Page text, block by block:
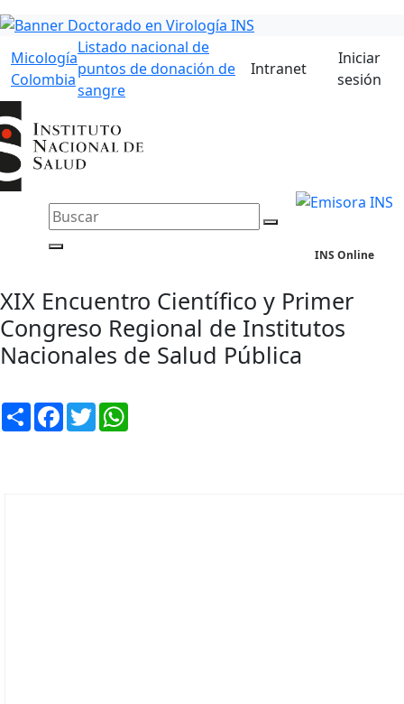
Micología
Colombia
Listado nacional de
puntos de donación de
sangre
Intranet
Iniciar
sesión
INS Online
XIX Encuentro Científico y Primer
Congreso Regional de Institutos
Nacionales de Salud Pública
Compartir
Facebook
Twitter